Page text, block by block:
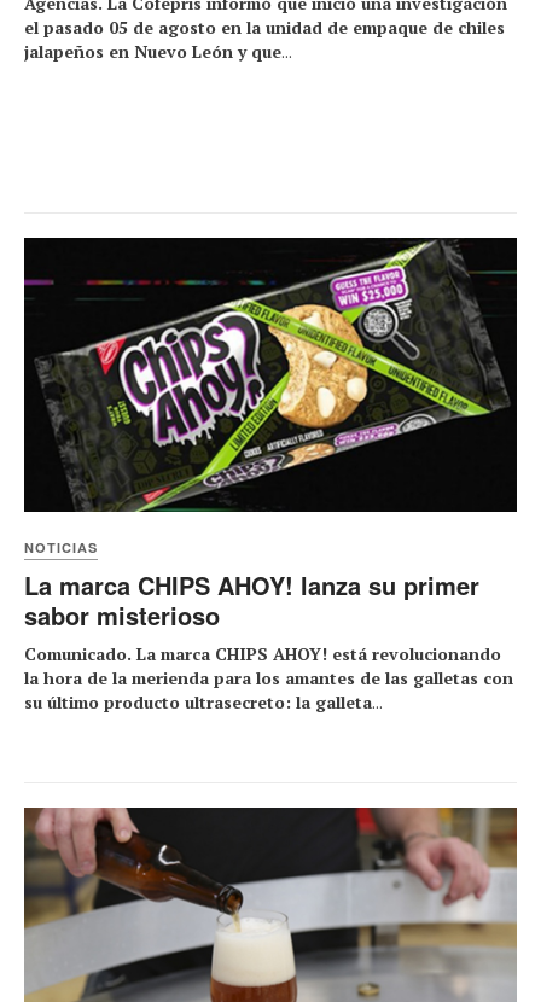
el pasado 05 de agosto en la unidad de empaque de chiles
jalapeños en Nuevo León y que...
NOTICIAS
La marca CHIPS AHOY! lanza su primer
sabor misterioso
Comunicado. La marca CHIPS AHOY! está revolucionando
la hora de la merienda para los amantes de las galletas con
su último producto ultrasecreto: la galleta...